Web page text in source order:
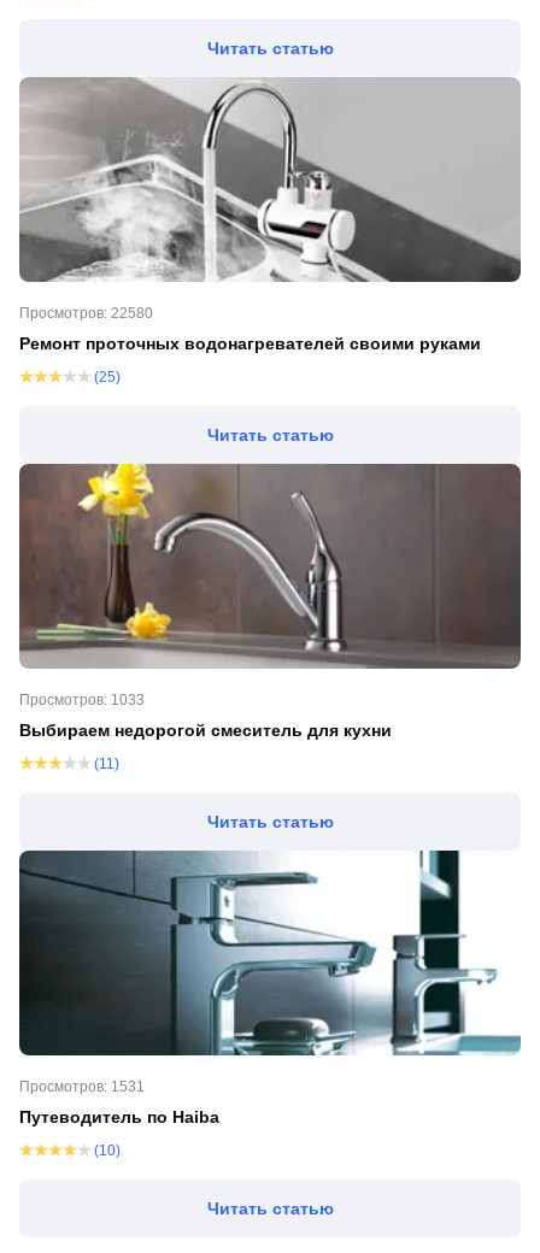
Читать статью
Просмотров: 22580
Ремонт проточных водонагревателей своими руками
(25)
Читать статью
Просмотров: 1033
Выбираем недорогой смеситель для кухни
(11)
Читать статью
Просмотров: 1531
Путеводитель по Haiba
(10)
Читать статью